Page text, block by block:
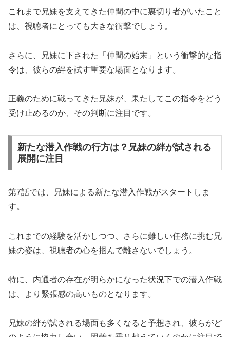
これまで兄妹を支えてきた仲間の中に裏切り者がいたこと
は、視聴者にとっても大きな衝撃でしょう。
さらに、兄妹に下された「仲間の始末」という衝撃的な指
令は、彼らの絆を試す重要な場面となります。
正義のために戦ってきた兄妹が、果たしてこの指令をどう
受け止めるのか、その判断に注目です。
新たな潜入作戦の行方は？兄妹の絆が試される
展開に注目
第7話では、兄妹による新たな潜入作戦がスタートしま
す。
これまでの経験を活かしつつ、さらに難しい任務に挑む兄
妹の姿は、視聴者の心を掴んで離さないでしょう。
特に、内通者の存在が明らかになった状況下での潜入作戦
は、より緊張感の高いものとなります。
兄妹の絆が試される場面も多くなると予想され、彼らがど